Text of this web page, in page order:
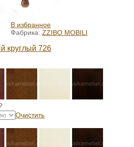
В избранное
Фабрика: ZZIBO MOBILI
круглый 726
Очистить